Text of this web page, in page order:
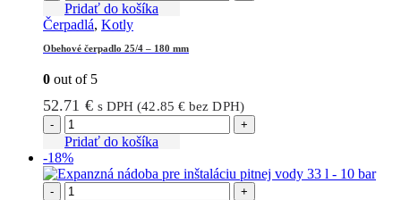
Pridať do košíka
Čerpadlá, Kotly
Obehové čerpadlo 25/4 – 180 mm
0 out of 5
52.71 € s DPH (42.85 € bez DPH)
- +
Pridať do košíka
-18%
- +